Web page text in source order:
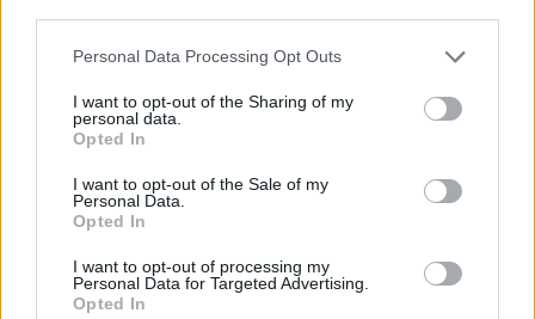
Personal Data Processing Opt Outs
I want to opt-out of the Sharing of my
personal data.
Opted In
I want to opt-out of the Sale of my
Personal Data.
Opted In
I want to opt-out of processing my
Personal Data for Targeted Advertising.
Opted In
Contato:geral@aponte.pt
</body>
<!-- Quantcast Tag -->
<script type="text/javascript">
window._qevents = window._qevents || [];
(function() {